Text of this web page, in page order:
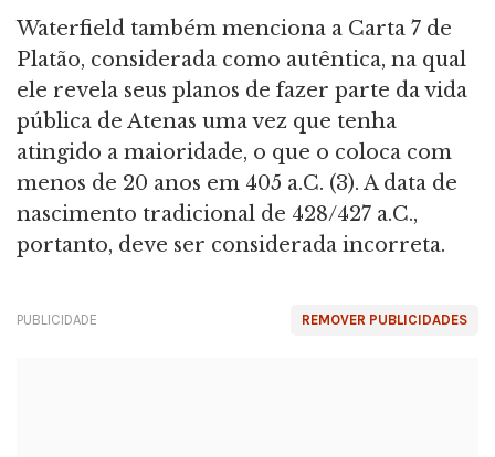
Waterfield também menciona a Carta 7 de
Platão, considerada como autêntica, na qual
ele revela seus planos de fazer parte da vida
pública de Atenas uma vez que tenha
atingido a maioridade, o que o coloca com
menos de 20 anos em 405 a.C. (3). A data de
nascimento tradicional de 428/427 a.C.,
portanto, deve ser considerada incorreta.
REMOVER PUBLICIDADES
PUBLICIDADE